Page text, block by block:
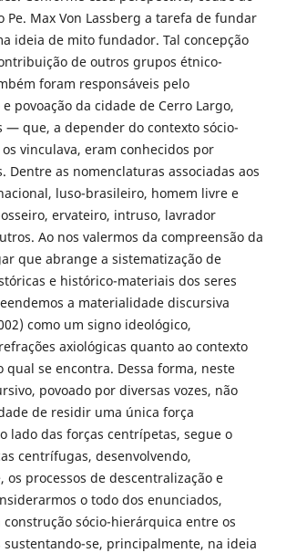
Pe. Max Von Lassberg a tarefa de fundar
ideia de mito fundador. Tal concepção
de outros grupos étnico-
foram responsáveis pelo
povoação da cidade de Cerro Largo,
— que, a depender do contexto sócio-
vinculava, eram conhecidos por
Dentre as nomenclaturas associadas aos
luso-brasileiro, homem livre e
ervateiro, intruso, lavrador
Ao nos valermos da compreensão da
que abrange a sistematização de
e histórico-materiais dos seres
a materialidade discursiva
como um signo ideológico,
axiológicas quanto ao contexto
qual se encontra. Dessa forma, neste
povoado por diversas vozes, não
de residir uma única força
lado das forças centrípetas, segue o
centrífugas, desenvolvendo,
os processos de descentralização e
o todo dos enunciados,
construção sócio-hierárquica entre os
se, principalmente, na ideia